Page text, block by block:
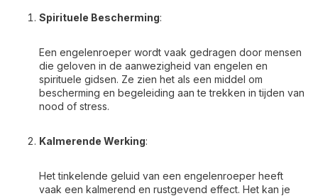
Spirituele Bescherming:
Een engelenroeper wordt vaak gedragen door mensen
die geloven in de aanwezigheid van engelen en
spirituele gidsen. Ze zien het als een middel om
bescherming en begeleiding aan te trekken in tijden van
nood of stress.
Kalmerende Werking:
Het tinkelende geluid van een engelenroeper heeft
vaak een kalmerend en rustgevend effect. Het kan je